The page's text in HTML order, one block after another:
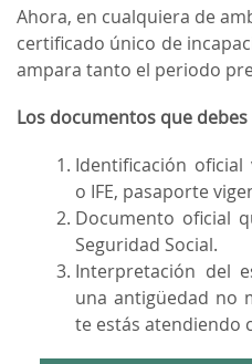
Ahora, en cualquiera de
certificado único de
ampara tanto el periodo
Los documentos que
Identificación oficial
o IFE, pasaporte
Documento oficial
Seguridad Social.
Interpretación del
una antigüedad no
te estás atendiendo